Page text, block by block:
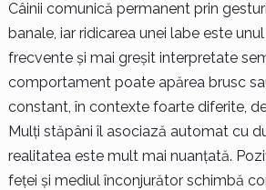
Câinii comunică permanent prin
banale, iar ridicarea unei labe este
frecvente și mai greșit interpretate
comportament poate apărea brusc
constant, în contexte foarte diferite,
Mulți stăpâni îl asociază automat cu
realitatea este mult mai nuanțată.
feței și mediul înconjurător schimbă